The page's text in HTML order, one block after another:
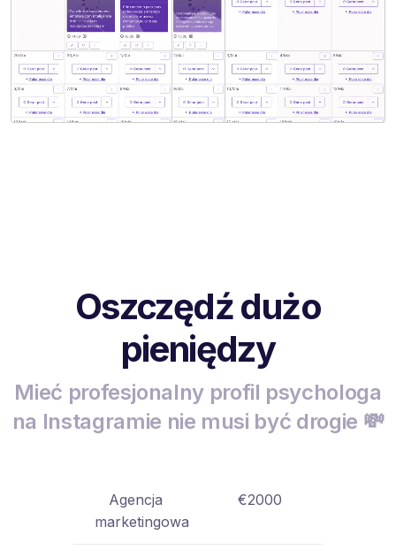
Oszczędź dużo
pieniędzy
Mieć profesjonalny profil psychologa
na Instagramie nie musi być drogie 💸
Agencja
marketingowa
€2000